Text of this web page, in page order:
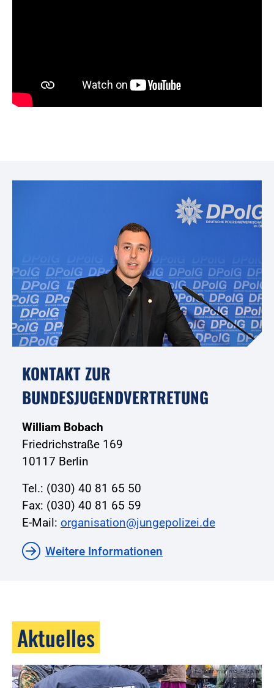
KONTAKT ZUR
BUNDESJUGENDVERTRETUNG
William Bobach
Friedrichstraße 169
10117 Berlin
Tel.: (030) 40 81 65 50
Fax: (030) 40 81 65 59
E-Mail: organisation@jungepolizei.de
Weitere Informationen
Aktuelles
Foto:animaflora_Fotolia